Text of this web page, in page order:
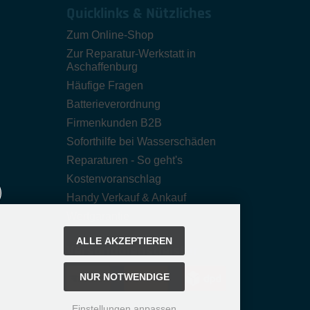
Quicklinks & Nützliches
Zum Online-Shop
Zur Reparatur-Werkstatt in
Aschaffenburg
Häufige Fragen
Batterieverordnung
Firmenkunden B2B
Soforthilfe bei Wasserschäden
Reparaturen - So geht's
Kostenvoranschlag
Handy Verkauf & Ankauf
Versanddienstleister
ALLE AKZEPTIEREN
NUR NOTWENDIGE